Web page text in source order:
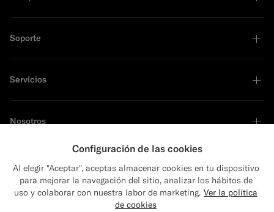
Soporte
Servicios
Nosotros
Líder en sostenibilidad
Configuración de las cookies
Al elegir "Aceptar", aceptas almacenar cookies en tu dispositivo
para mejorar la navegación del sitio, analizar los hábitos de
uso y colaborar con nuestra labor de marketing. Ver la política
de cookies